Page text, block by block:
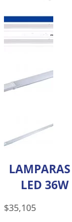
LED
$35,105